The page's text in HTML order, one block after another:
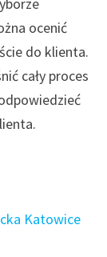
ocenić
do klienta.
cały proces
Katowice